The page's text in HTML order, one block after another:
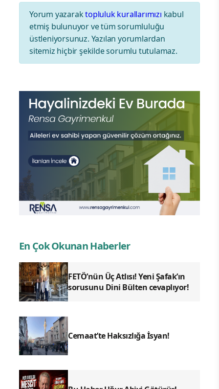
Yorum yazaraktopluluk kurallarımızı kabul
etmiş bulunuyor ve tüm sorumluluğu
üstleniyorsunuz. Yazılan yorumlardan
sitemiz hiçbir şekilde sorumlu tutulamaz.
En Çok Okunan Haberler
FETÖ’nün Üç Atlısı! Yeni Şafak’ın
sorusunu Dini Bülten cevaplıyor!
Cemaat’te Haksızlığa İsyan!